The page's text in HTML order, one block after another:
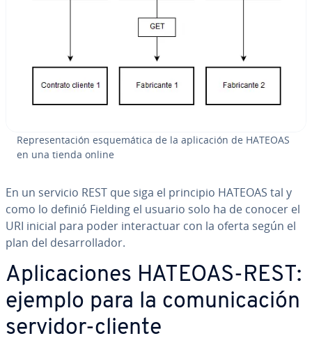
Re­pre­se­n­ta­ción es­que­má­ti­ca de la apli­ca­ción de HATEOAS
en una tienda online
En un servicio REST que siga el principio HATEOAS tal y
como lo definió Fielding el usuario solo ha de conocer el
URI inicial para poder in­ter­ac­tuar con la oferta según el
plan del de­sa­rro­lla­dor.
Apli­ca­cio­nes HATEOAS-REST:
ejemplo para la co­mu­ni­ca­ción
servidor-cliente